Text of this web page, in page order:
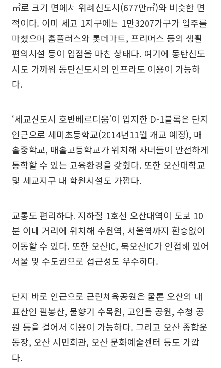
㎡로 크기 면에서 위례신도시(677만㎡)와 비슷한 면
적이다. 이미 세교 1지구에는 1만3207가구가 입주를
마쳤으며 홈플러스와 롯데마트, 프리머스 등의 생활
편의시설 등이 입점을 마친 상태다. 여기에 동탄신도
시도 가까워 동탄신도시의 인프라도 이용이 가능하
다.
‘세교신도시 호반베르디움’이 입지한 D-1블록은 단지
인근으로 세미초등학교(2014년11월 개교 예정), 매
홀중학교, 매홀고등학교가 위치해 자녀들이 안전하게
통학할 수 있는 교육환경을 갖췄다. 또한 오산대학교
및 세교지구 내 학원시설도 가깝다.
교통도 편리하다. 지하철 1호선 오산대역이 도보 10
분 이내 거리에 위치해 수원역, 서울역까지 환승없이
이동할 수 있다. 또한 오산IC, 북오산IC가 인접해 있어
서울 및 수도권으로 접근성도 우수하다.
단지 바로 인근으로 근린체육공원은 물론 오산의 대
표산인 필봉산, 물향기 수목원, 고인돌 공원, 수청 공
원 등을 걸어서 이용이 가능하다. 그리고 오산 종합운
동장, 오산 시민회관, 오산 문화예술센터 등도 가깝
다.